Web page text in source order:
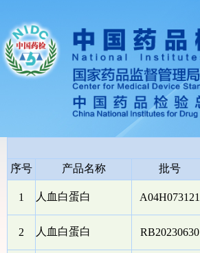
序号
产品名称 批号
1 人血白蛋白 A04H073121
2 人血白蛋白 RB20230630